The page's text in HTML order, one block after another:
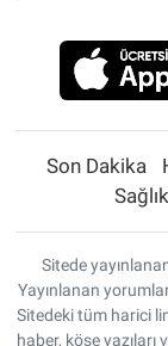
Son Dakika
Sağlık
Sitede
Yayınlanan
Sitedeki tüm harici
haber, köşe